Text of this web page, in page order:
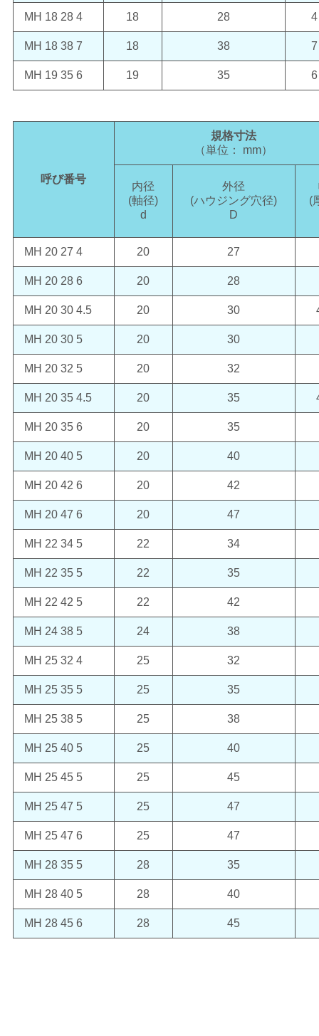
MH 18 28 4 18 28 4
MH 18 38 7 18 38 7
MH 19 35 6 19 35 6
呼び番号
規格寸法
（単位： mm）
内径
(軸径)
d
外径
(ハウジング穴径)
D
(
MH 20 27 4 20 27
MH 20 28 6 20 28
MH 20 30 4.5 20 30
MH 20 30 5 20 30
MH 20 32 5 20 32
MH 20 35 4.5 20 35
MH 20 35 6 20 35
MH 20 40 5 20 40
MH 20 42 6 20 42
MH 20 47 6 20 47
MH 22 34 5 22 34
MH 22 35 5 22 35
MH 22 42 5 22 42
MH 24 38 5 24 38
MH 25 32 4 25 32
MH 25 35 5 25 35
MH 25 38 5 25 38
MH 25 40 5 25 40
MH 25 45 5 25 45
MH 25 47 5 25 47
MH 25 47 6 25 47
MH 28 35 5 28 35
MH 28 40 5 28 40
MH 28 45 6 28 45